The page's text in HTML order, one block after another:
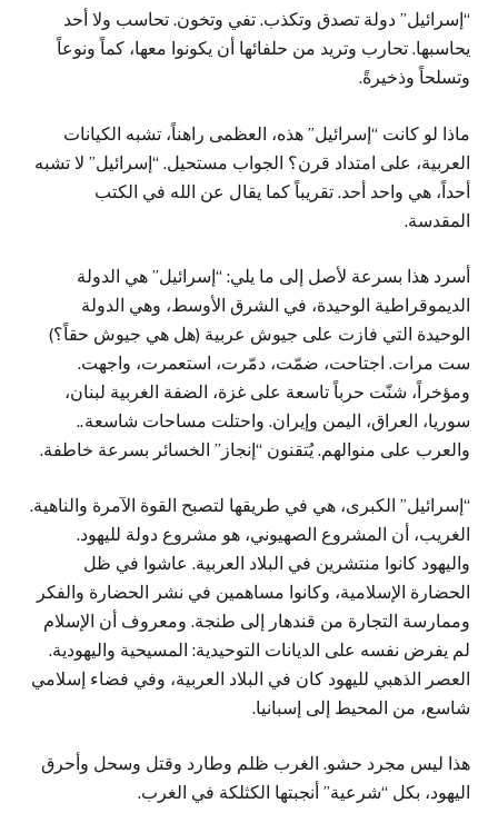
“إسرائيل” دولة تصدق وتكذب. تفي وتخون. تحاسب ولا أحد
يحاسبها. تحارب وتريد من حلفائها أن يكونوا معها، كماً ونوعاً
وتسلحاً وذخيرةً.
ماذا لو كانت “إسرائيل” هذه، العظمى راهناً، تشبه الكيانات
العربية، على امتداد قرن؟ الجواب مستحيل. “إسرائيل” لا تشبه
أحداً، هي واحد أحد. تقريباً كما يقال عن الله في الكتب
المقدسة.
أسرد هذا بسرعة لأصل إلى ما يلي: “إسرائيل” هي الدولة
الديموقراطية الوحيدة، في الشرق الأوسط، وهي الدولة
الوحيدة التي فازت على جيوش عربية (هل هي جيوش حقاً؟)
ست مرات. اجتاحت، ضمّت، دمّرت، استعمرت، واجهت.
ومؤخراً، شنّت حرباً تاسعة على غزة، الضفة الغربية لبنان،
سوريا، العراق، اليمن وإيران. واحتلت مساحات شاسعة..
والعرب على منوالهم. يُتقنون “إنجاز” الخسائر بسرعة خاطفة.
“إسرائيل” الكبرى، هي في طريقها لتصبح القوة الآمرة والناهية.
الغريب، أن المشروع الصهيوني، هو مشروع دولة لليهود.
واليهود كانوا منتشرين في البلاد العربية. عاشوا في ظل
الحضارة الإسلامية، وكانوا مساهمين في نشر الحضارة والفكر
وممارسة التجارة من قندهار إلى طنجة. ومعروف أن الإسلام
لم يفرض نفسه على الديانات التوحيدية: المسيحية واليهودية.
العصر الذهبي لليهود كان في البلاد العربية، وفي فضاء إسلامي
شاسع، من المحيط إلى إسبانيا.
هذا ليس مجرد حشو. الغرب ظلم وطارد وقتل وسحل وأحرق
اليهود، بكل “شرعية” أنجبتها الكثلكة في الغرب.